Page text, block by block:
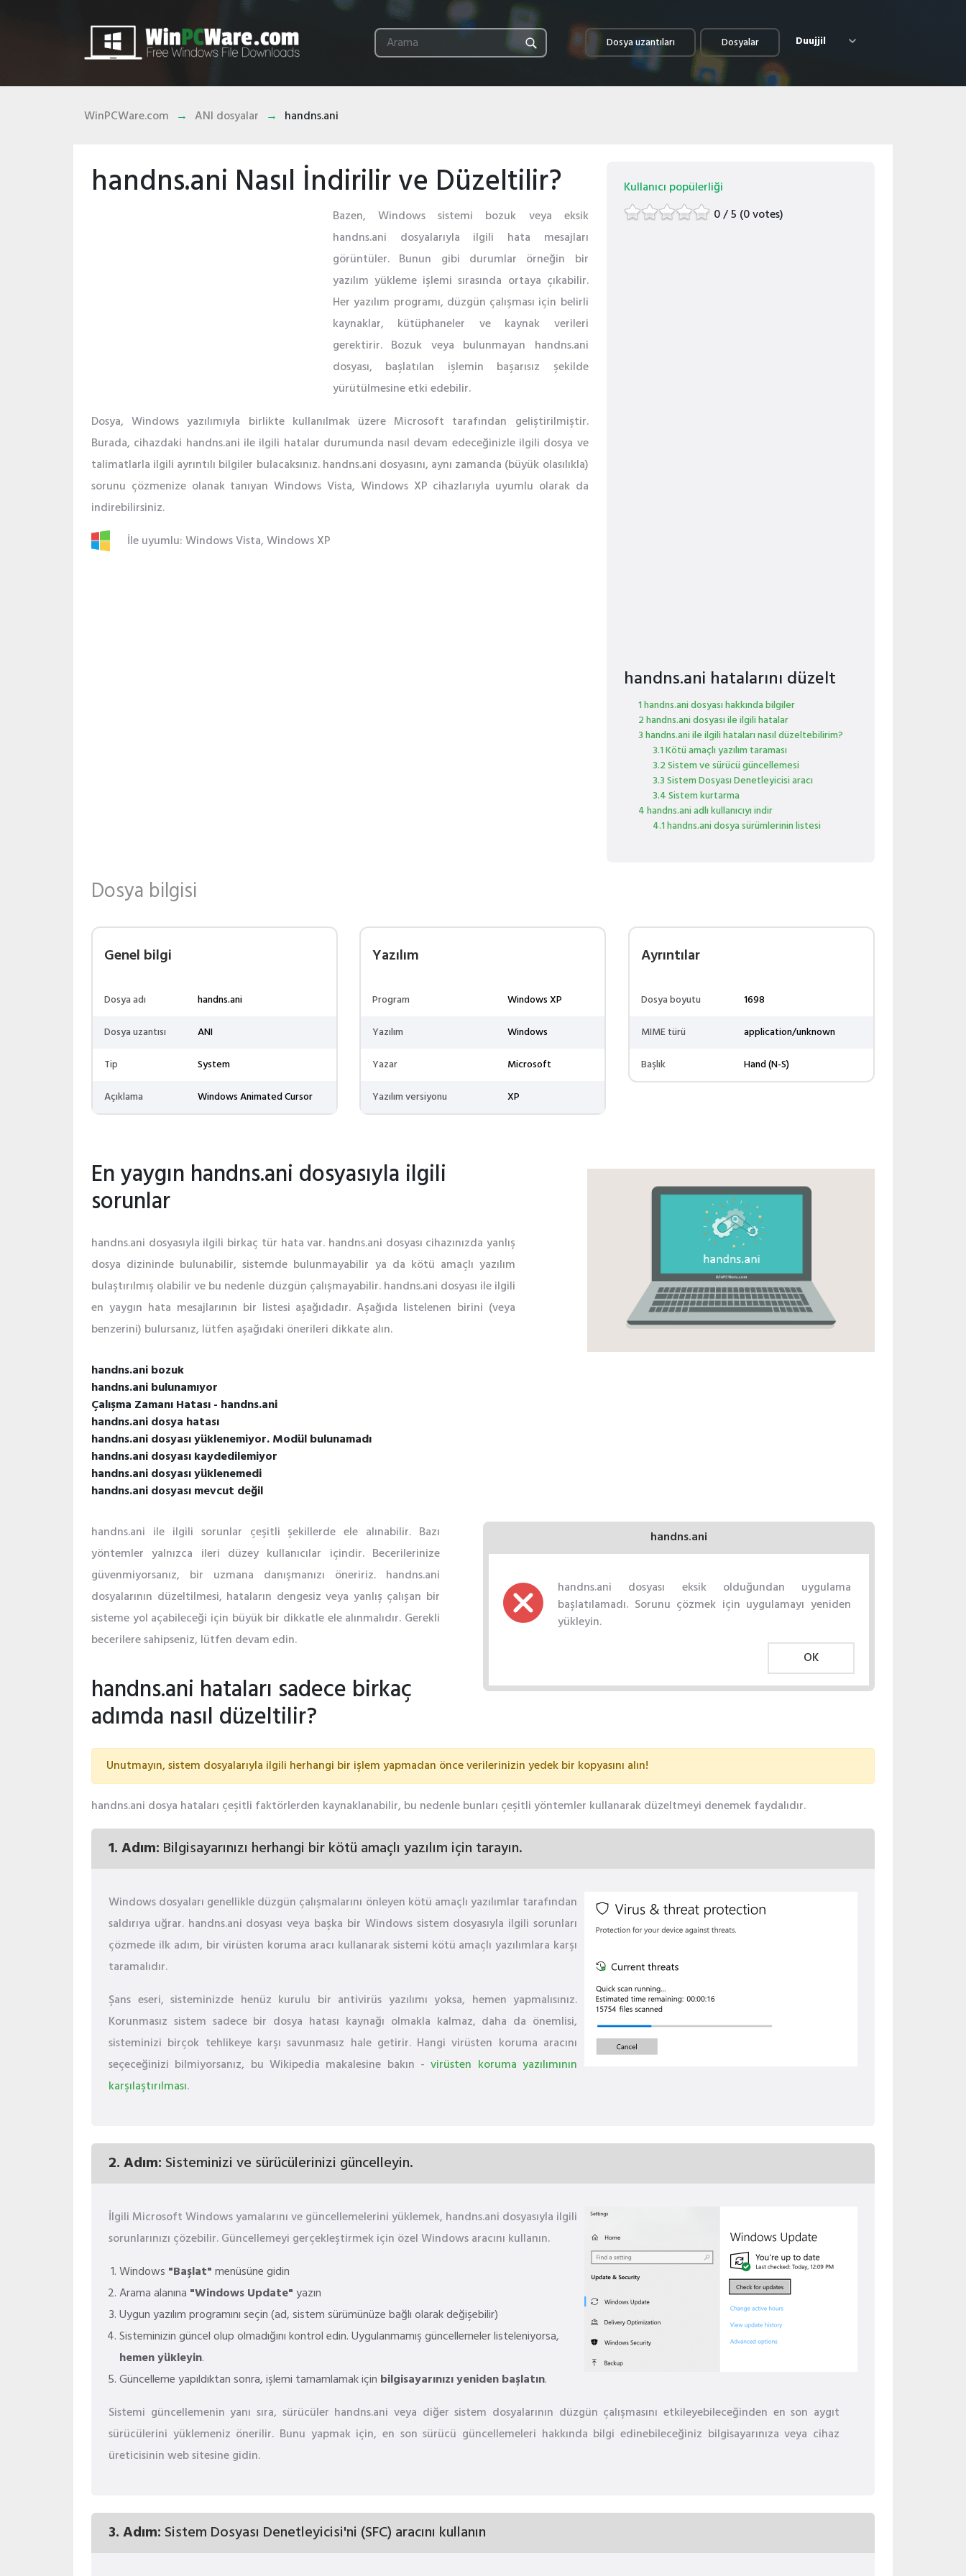
Dosya uzantıları Dosyalar Duujjil
WinPCWare.com ANI dosyalar handns.ani
handns.ani Nasıl İndirilir ve Düzeltilir?
Bazen, Windows sistemi bozuk veya eksik
handns.ani dosyalarıyla ilgili hata mesajları
görüntüler. Bunun gibi durumlar örneğin bir
yazılım yükleme işlemi sırasında ortaya çıkabilir.
Her yazılım programı, düzgün çalışması için belirli
kaynaklar, kütüphaneler ve kaynak verileri
gerektirir. Bozuk veya bulunmayan handns.ani
dosyası, başlatılan işlemin başarısız şekilde
yürütülmesine etki edebilir.
Dosya, Windows yazılımıyla birlikte kullanılmak üzere Microsoft tarafından geliştirilmiştir.
Burada, cihazdaki handns.ani ile ilgili hatalar durumunda nasıl devam edeceğinizle ilgili dosya ve
talimatlarla ilgili ayrıntılı bilgiler bulacaksınız. handns.ani dosyasını, aynı zamanda (büyük olasılıkla)
sorunu çözmenize olanak tanıyan Windows Vista, Windows XP cihazlarıyla uyumlu olarak da
indirebilirsiniz.
İle uyumlu: Windows Vista, Windows XP
Kullanıcı popülerliği
0 / 5 (0 votes)
handns.ani hatalarını düzelt
1 handns.ani dosyası hakkında bilgiler
2 handns.ani dosyası ile ilgili hatalar
3 handns.ani ile ilgili hataları nasıl düzeltebilirim?
3.1 Kötü amaçlı yazılım taraması
3.2 Sistem ve sürücü güncellemesi
3.3 Sistem Dosyası Denetleyicisi aracı
3.4 Sistem kurtarma
4 handns.ani adlı kullanıcıyı indir
4.1 handns.ani dosya sürümlerinin listesi
Dosya bilgisi
Genel bilgi
Dosya adı
handns.ani
Dosya uzantısı
ANI
Tip
System
Açıklama
Windows Animated Cursor
Yazılım
Program
Windows XP
Yazılım
Windows
Yazar
Microsoft
Yazılım versiyonu
XP
Ayrıntılar
Dosya boyutu
1698
MIME türü
application/unknown
Başlık
Hand (N-S)
En yaygın handns.ani dosyasıyla ilgili
sorunlar
handns.ani dosyasıyla ilgili birkaç tür hata var. handns.ani dosyası cihazınızda yanlış
dosya dizininde bulunabilir, sistemde bulunmayabilir ya da kötü amaçlı yazılım
bulaştırılmış olabilir ve bu nedenle düzgün çalışmayabilir. handns.ani dosyası ile ilgili
en yaygın hata mesajlarının bir listesi aşağıdadır. Aşağıda listelenen birini (veya
benzerini) bulursanız, lütfen aşağıdaki önerileri dikkate alın.
handns.ani bozuk
handns.ani bulunamıyor
Çalışma Zamanı Hatası - handns.ani
handns.ani dosya hatası
handns.ani dosyası yüklenemiyor. Modül bulunamadı
handns.ani dosyası kaydedilemiyor
handns.ani dosyası yüklenemedi
handns.ani dosyası mevcut değil
handns.ani
handns.ani dosyası eksik olduğundan uygulama
başlatılamadı. Sorunu çözmek için uygulamayı yeniden
yükleyin.
OK
handns.ani ile ilgili sorunlar çeşitli şekillerde ele alınabilir. Bazı
yöntemler yalnızca ileri düzey kullanıcılar içindir. Becerilerinize
güvenmiyorsanız, bir uzmana danışmanızı öneririz. handns.ani
dosyalarının düzeltilmesi, hataların dengesiz veya yanlış çalışan bir
sisteme yol açabileceği için büyük bir dikkatle ele alınmalıdır. Gerekli
becerilere sahipseniz, lütfen devam edin.
handns.ani hataları sadece birkaç
adımda nasıl düzeltilir?
Unutmayın, sistem dosyalarıyla ilgili herhangi bir işlem yapmadan önce verilerinizin yedek bir kopyasını alın!
handns.ani dosya hataları çeşitli faktörlerden kaynaklanabilir, bu nedenle bunları çeşitli yöntemler kullanarak düzeltmeyi denemek faydalıdır.
1. Adım: Bilgisayarınızı herhangi bir kötü amaçlı yazılım için tarayın.
Windows dosyaları genellikle düzgün çalışmalarını önleyen kötü amaçlı yazılımlar tarafından
saldırıya uğrar. handns.ani dosyası veya başka bir Windows sistem dosyasıyla ilgili sorunları
çözmede ilk adım, bir virüsten koruma aracı kullanarak sistemi kötü amaçlı yazılımlara karşı
taramalıdır.
Şans eseri, sisteminizde henüz kurulu bir antivirüs yazılımı yoksa, hemen yapmalısınız.
Korunmasız sistem sadece bir dosya hatası kaynağı olmakla kalmaz, daha da önemlisi,
sisteminizi birçok tehlikeye karşı savunmasız hale getirir. Hangi virüsten koruma aracını
seçeceğinizi bilmiyorsanız, bu Wikipedia makalesine bakın -virüsten koruma yazılımının
karşılaştırılması.
2. Adım: Sisteminizi ve sürücülerinizi güncelleyin.
İlgili Microsoft Windows yamalarını ve güncellemelerini yüklemek, handns.ani dosyasıyla ilgili
sorunlarınızı çözebilir. Güncellemeyi gerçekleştirmek için özel Windows aracını kullanın.
Windows "Başlat"menüsüne gidin
Arama alanına "Windows Update"yazın
Uygun yazılım programını seçin (ad, sistem sürümünüze bağlı olarak değişebilir)
Sisteminizin güncel olup olmadığını kontrol edin. Uygulanmamış güncellemeler listeleniyorsa,
hemen yükleyin.
Güncelleme yapıldıktan sonra, işlemi tamamlamak için bilgisayarınızı yeniden başlatın.
Sistemi güncellemenin yanı sıra, sürücüler handns.ani veya diğer sistem dosyalarının düzgün çalışmasını etkileyebileceğinden en son aygıt
sürücülerini yüklemeniz önerilir. Bunu yapmak için, en son sürücü güncellemeleri hakkında bilgi edinebileceğiniz bilgisayarınıza veya cihaz
üreticisinin web sitesine gidin.
3. Adım: Sistem Dosyası Denetleyicisi'ni (SFC) aracını kullanın